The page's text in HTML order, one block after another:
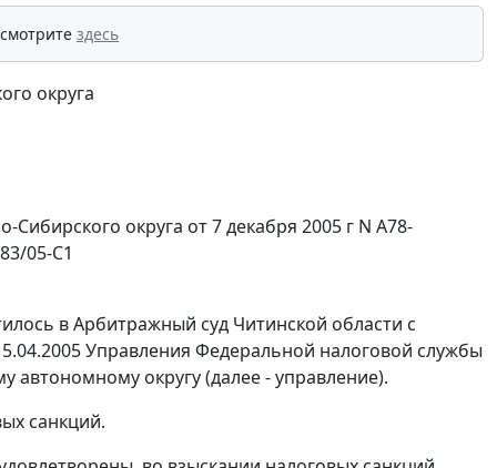
здесь
округа
округа от 7 декабря 2005 г N А78-
05-С1
в Арбитражный суд Читинской области с
Управления Федеральной налоговой службы
автономному округу (далее - управление).
санкций.